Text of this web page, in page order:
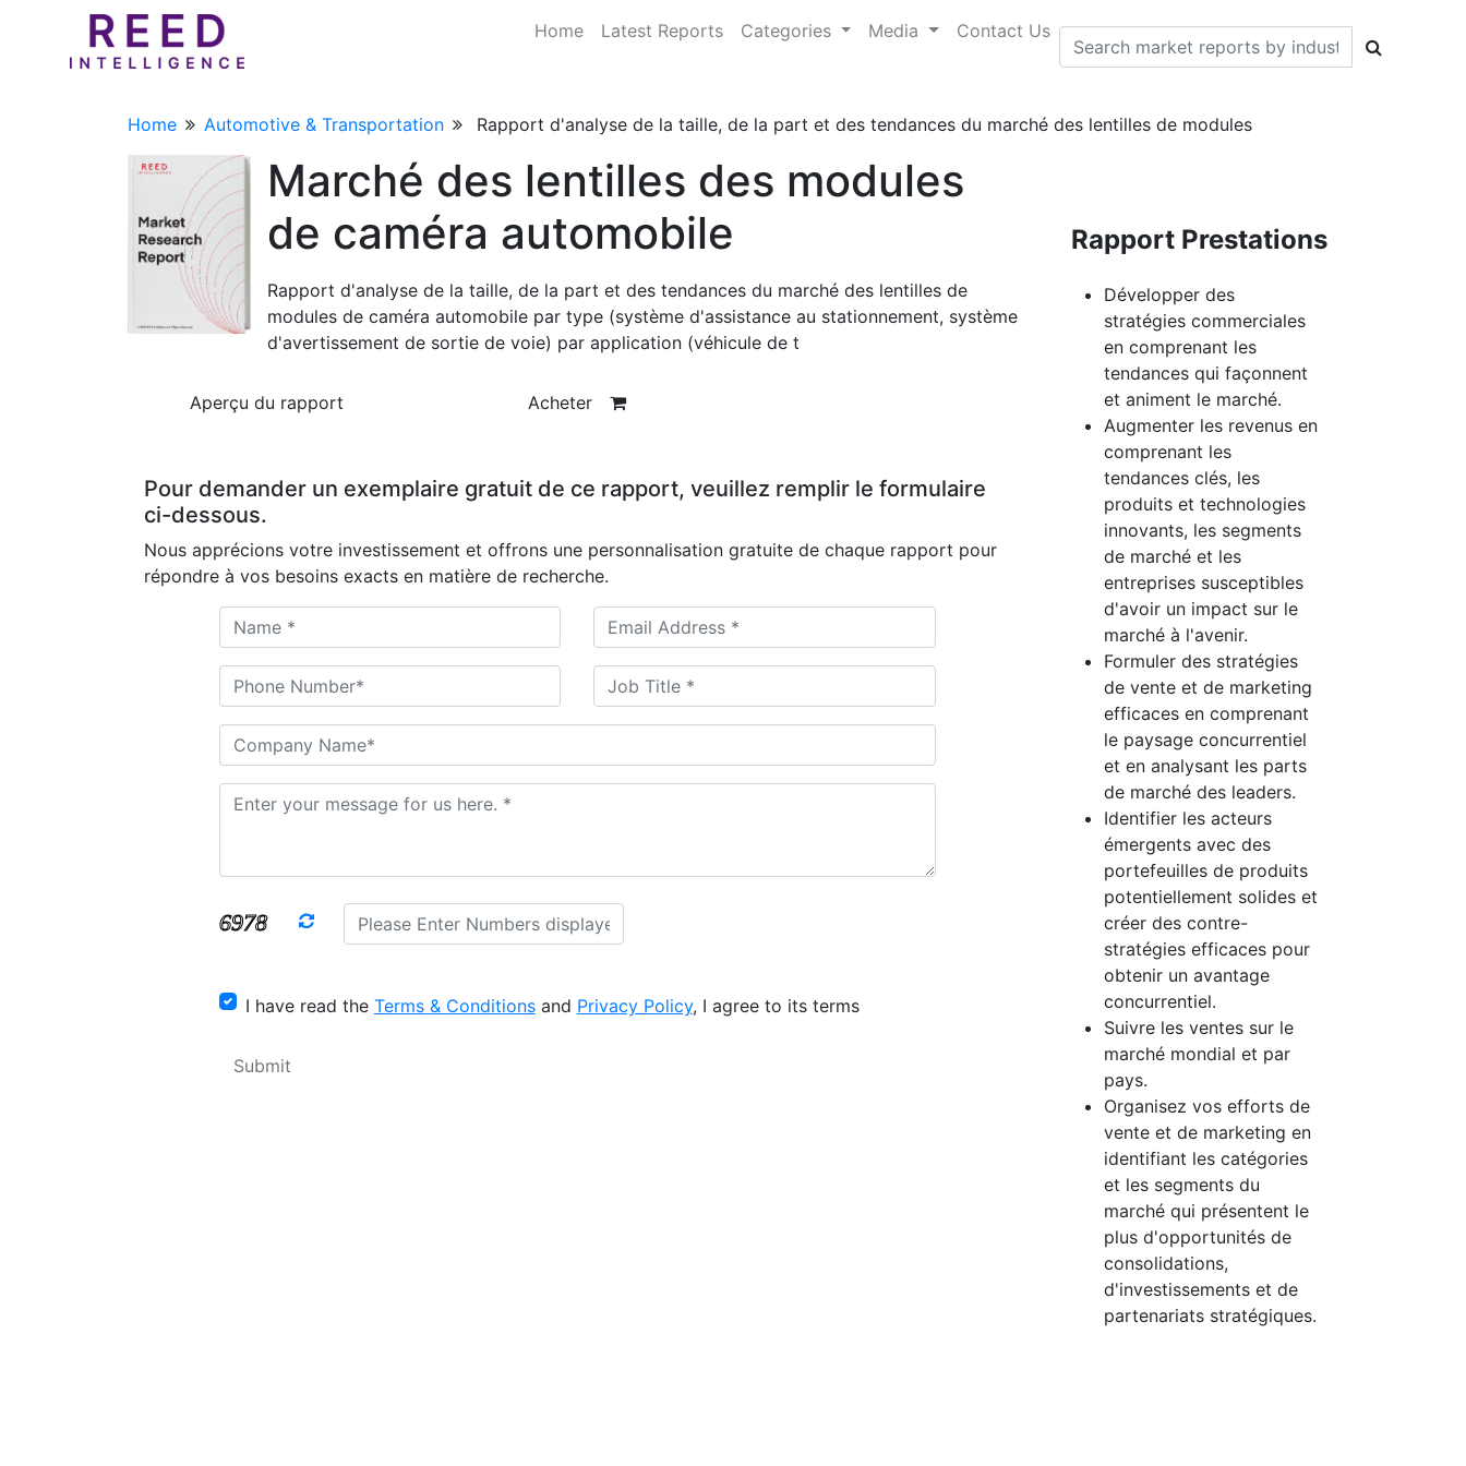
Home Latest Reports Categories Media Contact Us
Home Automotive & Transportation Rapport d'analyse de la taille, de la part et des tendances du marché des lentilles de modules
Marché des lentilles des modules
de caméra automobile
Rapport d'analyse de la taille, de la part et des tendances du marché des lentilles de
modules de caméra automobile par type (système d'assistance au stationnement, système
d'avertissement de sortie de voie) par application (véhicule de t
Aperçu du rapport Acheter
Pour demander un exemplaire gratuit de ce rapport, veuillez remplir le formulaire
ci-dessous.
Nous apprécions votre investissement et offrons une personnalisation gratuite de chaque rapport pour
répondre à vos besoins exacts en matière de recherche.
I have read the Terms & Conditionsand Privacy Policy, I agree to its terms
Rapport Prestations
Développer des
stratégies commerciales
en comprenant les
tendances qui façonnent
et animent le marché.
Augmenter les revenus en
comprenant les
tendances clés, les
produits et technologies
innovants, les segments
de marché et les
entreprises susceptibles
d'avoir un impact sur le
marché à l'avenir.
Formuler des stratégies
de vente et de marketing
efficaces en comprenant
le paysage concurrentiel
et en analysant les parts
de marché des leaders.
Identifier les acteurs
émergents avec des
portefeuilles de produits
potentiellement solides et
créer des contre-
stratégies efficaces pour
obtenir un avantage
concurrentiel.
Suivre les ventes sur le
marché mondial et par
pays.
Organisez vos efforts de
vente et de marketing en
identifiant les catégories
et les segments du
marché qui présentent le
plus d'opportunités de
consolidations,
d'investissements et de
partenariats stratégiques.